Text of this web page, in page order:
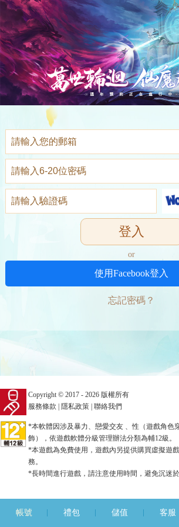
登入
or
使用Facebook登入
忘記密碼？
Copyright © 2017 - 2026 版權所有
服務條款
隱私政策 聯絡我們
*本軟體因涉及暴力、戀愛交友 、性（遊戲角色
飾），依遊戲軟體分級管理辦法分類為輔12級。
*本遊戲為免費使用，遊戲內另提供購買虛擬遊
務。
*長時間進行遊戲，請注意使用時間，避免沉迷
帳號 禮包 儲值 客服